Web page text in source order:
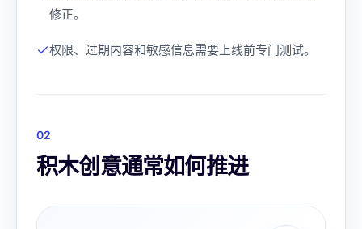
修正。
权限、过期内容和敏感信息需要上线前专门测试。
02
积木创意通常如何推进